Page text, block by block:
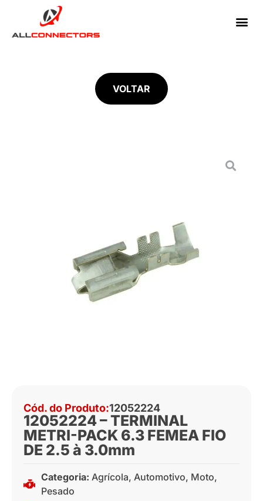
VOLTAR
Cód. do Produto:12052224
12052224 – TERMINAL
METRI-PACK 6.3 FEMEA FIO
DE 2.5 à 3.0mm
Categoria: Agrícola, Automotivo, Moto,
Pesado